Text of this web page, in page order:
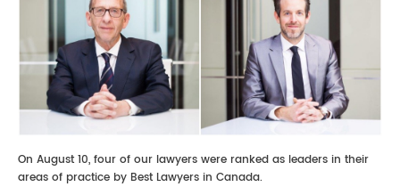
On August 10, four of our lawyers were ranked as leaders in their
areas of practice by Best Lawyers in Canada.